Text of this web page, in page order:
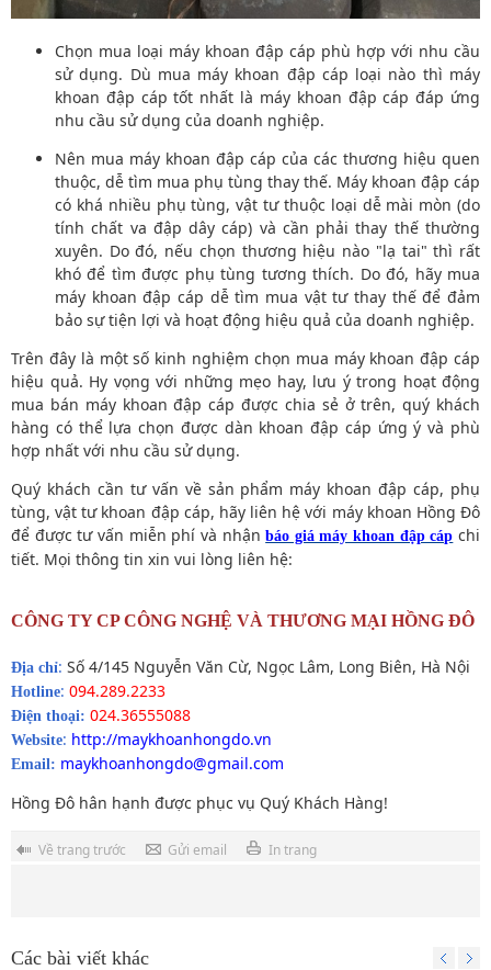
Chọn mua loại máy khoan đập cáp phù hợp với nhu cầu
sử dụng. Dù mua máy khoan đập cáp loại nào thì máy
khoan đập cáp tốt nhất là máy khoan đập cáp đáp ứng
nhu cầu sử dụng của doanh nghiệp.
Nên mua máy khoan đập cáp của các thương hiệu quen
thuộc, dễ tìm mua phụ tùng thay thế. Máy khoan đập cáp
có khá nhiều phụ tùng, vật tư thuộc loại dễ mài mòn (do
tính chất va đập dây cáp) và cần phải thay thế thường
xuyên. Do đó, nếu chọn thương hiệu nào "lạ tai" thì rất
khó để tìm được phụ tùng tương thích. Do đó, hãy mua
máy khoan đập cáp dễ tìm mua vật tư thay thế để đảm
bảo sự tiện lợi và hoạt động hiệu quả của doanh nghiệp.
Trên đây là một số kinh nghiệm chọn mua máy khoan đập cáp
hiệu quả. Hy vọng với những mẹo hay, lưu ý trong hoạt động
mua bán máy khoan đập cáp được chia sẻ ở trên, quý khách
hàng có thể lựa chọn được dàn khoan đập cáp ứng ý và phù
hợp nhất với nhu cầu sử dụng.
Quý khách cần tư vấn về sản phẩm máy khoan đập cáp, phụ
tùng, vật tư khoan đập cáp, hãy liên hệ với máy khoan Hồng Đô
để được tư vấn miễn phí và nhậnbáo giá máy khoan đập cáp chi
tiết. Mọi thông tin xin vui lòng liên hệ:
CÔNG TY CP CÔNG NGHỆ VÀ THƯƠNG MẠI HỒNG ĐÔ
Địa chỉ: Số 4/145 Nguyễn Văn Cừ, Ngọc Lâm, Long Biên, Hà Nội
Hotline: 094.289.2233
Điện thoại: 024.36555088
Website: http://maykhoanhongdo.vn
Email: maykhoanhongdo@gmail.com
Hồng Đô hân hạnh được phục vụ Quý Khách Hàng!
Về trang trước Gửi email In trang
Các bài viết khác